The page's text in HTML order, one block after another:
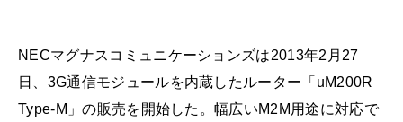
NECマグナスコミュニケーションズは2013年2月27
日、3G通信モジュールを内蔵したルーター「uM200R
Type-M」の販売を開始した。幅広いM2M用途に対応で